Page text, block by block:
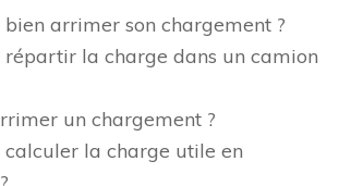
arrimer son chargement ?
répartir la charge dans un camion
un chargement ?
calculer la charge utile en